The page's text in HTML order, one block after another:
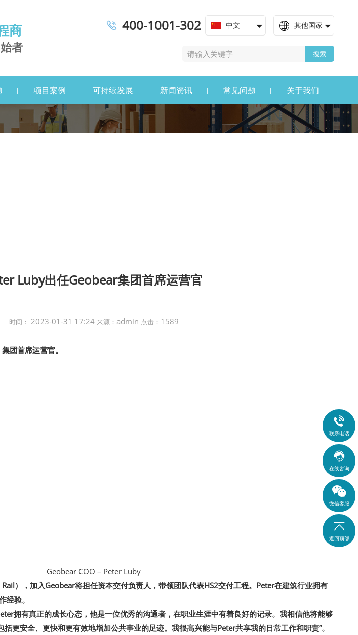
商
者
400-1001-302 中文 其他国家
搜索
项目案例 可持续发展 新闻资讯 常见问题 关于我们
Luby出任Geobear集团首席运营官
时间： 2023-01-31 17:24 来源： admin 点击： 1589
团首席运营官。
Geobear COO – Peter Luby
），加入Geobear将担任资本交付负责人，带领团队代表HS2交付工程。Peter在建筑行业拥有
经验。
拥有真正的成长心态，他是一位优秀的沟通者，在职业生涯中有着良好的记录。我相信他将能够
更安全、更快和更有效地增加公共事业的足迹。我很高兴能与Peter共享我的日常工作和职责”。

联系电话

在线咨询
微信客服

返回顶部